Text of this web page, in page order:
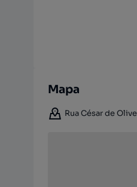
Mapa
Rua César de